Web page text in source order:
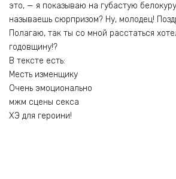
это, — я показываю на губастую
называешь сюрпризом? Ну, молодец!
Полагаю, так ты со мной расстаться
годовщину!?
В тексте есть:
Месть изменщику
Очень эмоционально
мжм сцены секса
ХЭ для героини!